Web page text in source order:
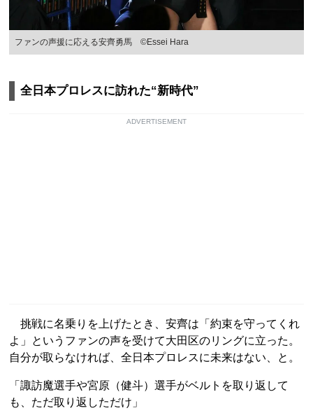
ファンの声援に応える安齊勇馬 ©Essei Hara
全日本プロレスに訪れた“新時代”
ADVERTISEMENT
挑戦に名乗りを上げたとき、安齊は「約束を守ってくれ
よ」というファンの声を受けて大田区のリングに立った。
自分が取らなければ、全日本プロレスに未来はない、と。
「諏訪魔選手や宮原（健斗）選手がベルトを取り返して
も、ただ取り返しただけ」